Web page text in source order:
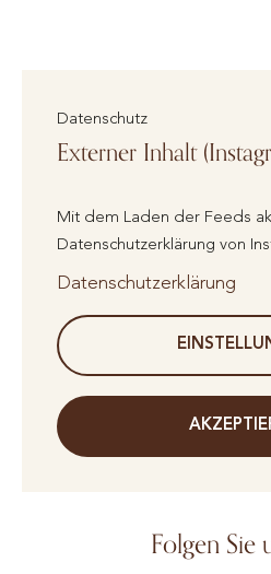
Datenschutz
Externer Inhalt
Mit dem Laden der Feeds
Datenschutzerklärung von
Datenschutzerklärung
Folgen Sie